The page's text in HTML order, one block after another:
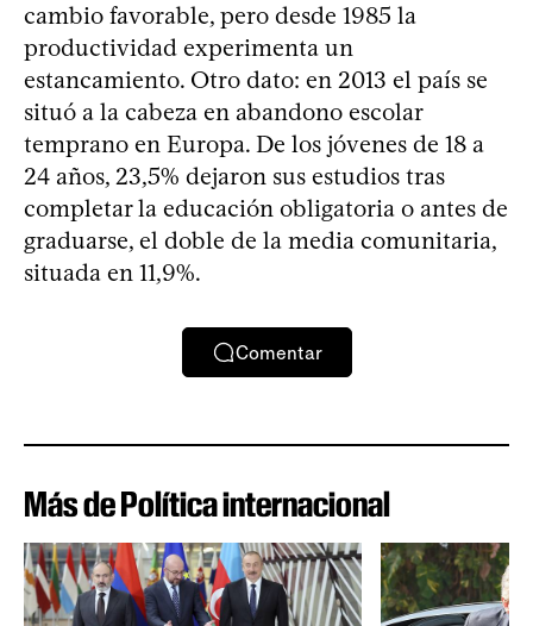
cambio favorable, pero desde 1985 la
productividad experimenta un
estancamiento. Otro dato: en 2013 el país se
situó a la cabeza en abandono escolar
temprano en Europa. De los jóvenes de 18 a
24 años, 23,5% dejaron sus estudios tras
completar la educación obligatoria o antes de
graduarse, el doble de la media comunitaria,
situada en 11,9%.
Comentar
Más de Política internacional